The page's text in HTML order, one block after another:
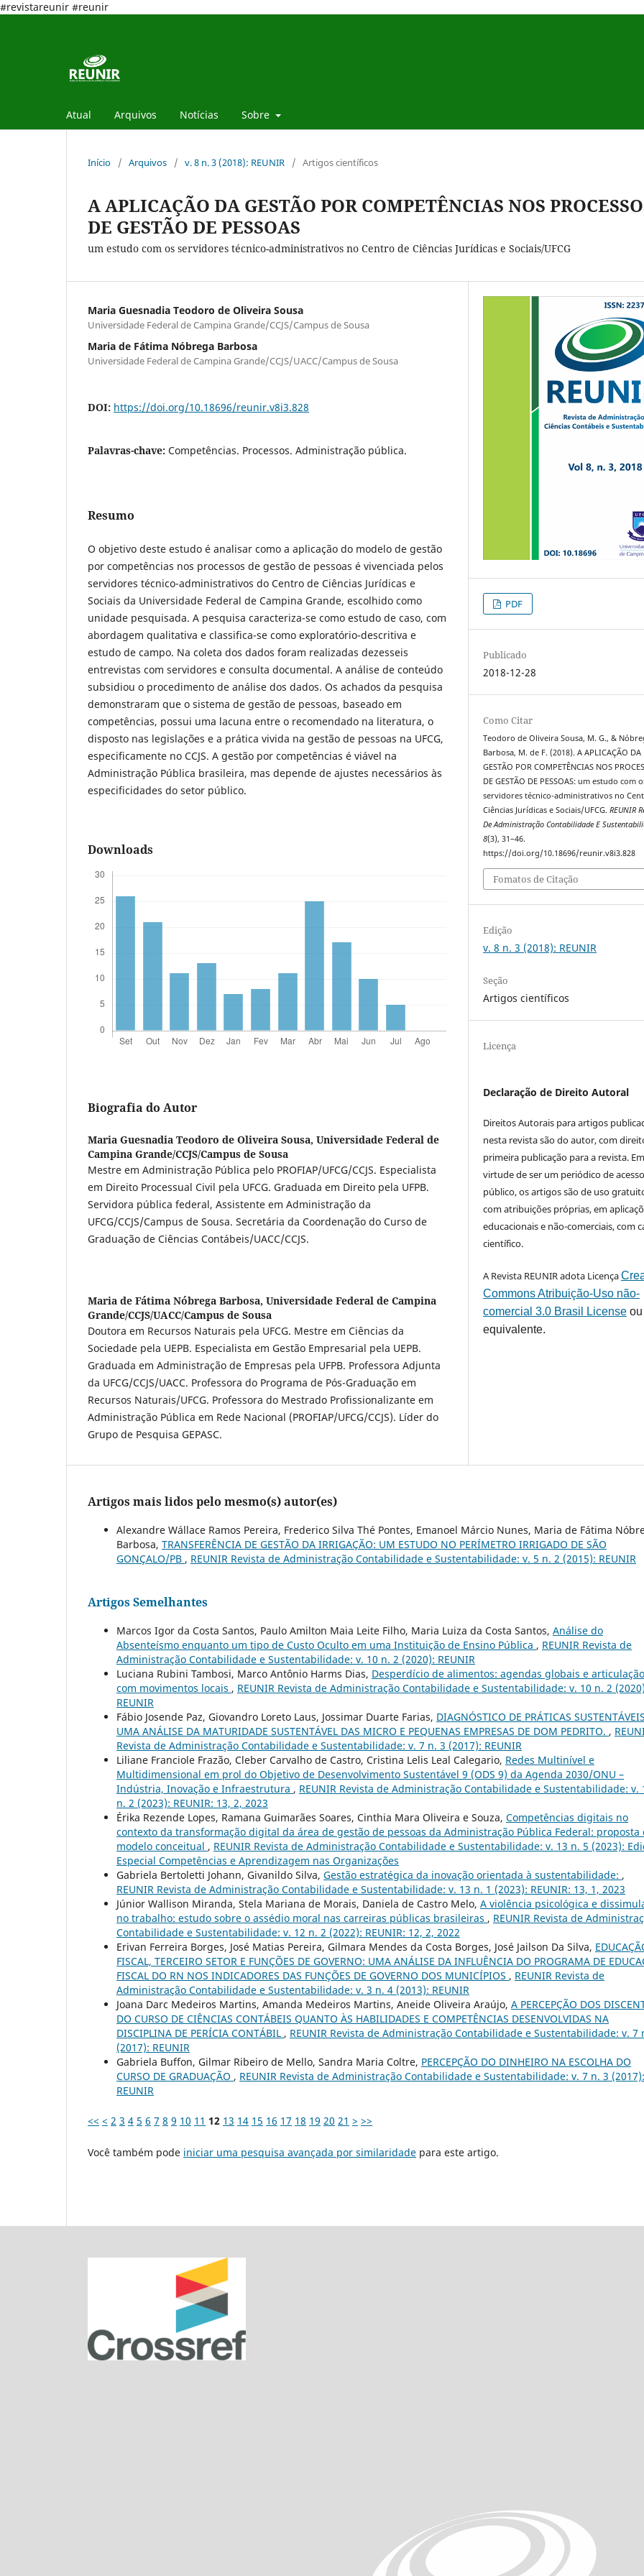
#revistareunir #reunir
Atual Arquivos Notícias Sobre
Início / Arquivos / v. 8 n. 3 (2018): REUNIR / Artigos científicos
A APLICAÇÃO DA GESTÃO POR COMPETÊNCIAS NOS
DE GESTÃO DE PESSOAS
um estudo com os servidores técnico-administrativos no Centro de Ciências Jurídicas e Sociais/UFCG
Maria Guesnadia Teodoro de Oliveira Sousa
Universidade Federal de Campina Grande/CCJS/Campus de Sousa
Maria de Fátima Nóbrega Barbosa
Universidade Federal de Campina Grande/CCJS/UACC/Campus de Sousa
DOI: https://doi.org/10.18696/reunir.v8i3.828
Palavras-chave: Competências. Processos. Administração pública.
Resumo
O objetivo deste estudo é analisar como a aplicação do modelo de gestão
por competências nos processos de gestão de pessoas é vivenciada pelos
servidores técnico-administrativos do Centro de Ciências Jurídicas e
Sociais da Universidade Federal de Campina Grande, escolhido como
unidade pesquisada. A pesquisa caracteriza-se como estudo de caso, com
abordagem qualitativa e classifica-se como exploratório-descritiva e
estudo de campo. Na coleta dos dados foram realizadas dezesseis
entrevistas com servidores e consulta documental. A análise de conteúdo
subsidiou o procedimento de análise dos dados. Os achados da pesquisa
demonstraram que o sistema de gestão de pessoas, baseado em
competências, possui uma lacuna entre o recomendado na literatura, o
disposto nas legislações e a prática vivida na gestão de pessoas na UFCG,
especificamente no CCJS. A gestão por competências é viável na
Administração Pública brasileira, mas depende de ajustes necessários às
especificidades do setor público.
Downloads
Biografia do Autor
Maria Guesnadia Teodoro de Oliveira Sousa, Universidade Federal de
Campina Grande/CCJS/Campus de Sousa
Mestre em Administração Pública pelo PROFIAP/UFCG/CCJS. Especialista
em Direito Processual Civil pela UFCG. Graduada em Direito pela UFPB.
Servidora pública federal, Assistente em Administração da
UFCG/CCJS/Campus de Sousa. Secretária da Coordenação do Curso de
Graduação de Ciências Contábeis/UACC/CCJS.
Maria de Fátima Nóbrega Barbosa, Universidade Federal de Campina
Grande/CCJS/UACC/Campus de Sousa
Doutora em Recursos Naturais pela UFCG. Mestre em Ciências da
Sociedade pela UEPB. Especialista em Gestão Empresarial pela UEPB.
Graduada em Administração de Empresas pela UFPB. Professora Adjunta
da UFCG/CCJS/UACC. Professora do Programa de Pós-Graduação em
Recursos Naturais/UFCG. Professora do Mestrado Profissionalizante em
Administração Pública em Rede Nacional (PROFIAP/UFCG/CCJS). Líder do
Grupo de Pesquisa GEPASC.
PDF
Publicado
2018-12-28
Como Citar
Teodoro de Oliveira Sousa, M. G., &
Barbosa, M. de F. (2018). A APLICAÇÃO DA
GESTÃO POR COMPETÊNCIAS NOS
DE GESTÃO DE PESSOAS: um estudo com
servidores técnico-administrativos no
Ciências Jurídicas e Sociais/UFCG.REUNIR
De Administração Contabilidade E
8(3), 31–46.
https://doi.org/10.18696/reunir.v8i3.828
Fomatos de Citação
Edição
v. 8 n. 3 (2018): REUNIR
Seção
Artigos científicos
Licença
Declaração de Direito Autoral
Direitos Autorais para artigos
nesta revista são do autor, com
primeira publicação para a revista. Em
virtude de ser um periódico de acesso
público, os artigos são de uso
com atribuições próprias, em
educacionais e não-comerciais, com
científico.
A Revista REUNIR adota Licença
Commons Atribuição-Uso não-
comercial 3.0 Brasil License
equivalente.
Artigos mais lidos pelo mesmo(s) autor(es)
Alexandre Wállace Ramos Pereira, Frederico Silva Thé Pontes, Emanoel Márcio Nunes, Maria de Fátima
Barbosa, TRANSFERÊNCIA DE GESTÃO DA IRRIGAÇÃO: UM ESTUDO NO PERÍMETRO IRRIGADO DE SÃO
GONÇALO/PB , REUNIR Revista de Administração Contabilidade e Sustentabilidade: v. 5 n. 2 (2015): REUNIR
Artigos Semelhantes
Marcos Igor da Costa Santos, Paulo Amilton Maia Leite Filho, Maria Luiza da Costa Santos, Análise do
Absenteísmo enquanto um tipo de Custo Oculto em uma Instituição de Ensino Pública , REUNIR Revista de
Administração Contabilidade e Sustentabilidade: v. 10 n. 2 (2020): REUNIR
Luciana Rubini Tambosi, Marco Antônio Harms Dias, Desperdício de alimentos: agendas globais e articulação
com movimentos locais , REUNIR Revista de Administração Contabilidade e Sustentabilidade: v. 10 n. 2
REUNIR
Fábio Josende Paz, Giovandro Loreto Laus, Jossimar Duarte Farias, DIAGNÓSTICO DE PRÁTICAS
UMA ANÁLISE DA MATURIDADE SUSTENTÁVEL DAS MICRO E PEQUENAS EMPRESAS DE DOM PEDRITO. ,
Revista de Administração Contabilidade e Sustentabilidade: v. 7 n. 3 (2017): REUNIR
Liliane Franciole Frazão, Cleber Carvalho de Castro, Cristina Lelis Leal Calegario, Redes Multinível e
Multidimensional em prol do Objetivo de Desenvolvimento Sustentável 9 (ODS 9) da Agenda 2030/ONU –
Indústria, Inovação e Infraestrutura , REUNIR Revista de Administração Contabilidade e Sustentabilidade: v.
n. 2 (2023): REUNIR: 13, 2, 2023
Érika Rezende Lopes, Ramana Guimarães Soares, Cinthia Mara Oliveira e Souza, Competências digitais no
contexto da transformação digital da área de gestão de pessoas da Administração Pública Federal: proposta
modelo conceitual , REUNIR Revista de Administração Contabilidade e Sustentabilidade: v. 13 n. 5 (2023):
Especial Competências e Aprendizagem nas Organizações
Gabriela Bertoletti Johann, Givanildo Silva, Gestão estratégica da inovação orientada à sustentabilidade: ,
REUNIR Revista de Administração Contabilidade e Sustentabilidade: v. 13 n. 1 (2023): REUNIR: 13, 1, 2023
Júnior Wallison Miranda, Stela Mariana de Morais, Daniela de Castro Melo, A violência psicológica e
no trabalho: estudo sobre o assédio moral nas carreiras públicas brasileiras , REUNIR Revista de
Contabilidade e Sustentabilidade: v. 12 n. 2 (2022): REUNIR: 12, 2, 2022
Erivan Ferreira Borges, José Matias Pereira, Gilmara Mendes da Costa Borges, José Jailson Da Silva,
FISCAL, TERCEIRO SETOR E FUNÇÕES DE GOVERNO: UMA ANÁLISE DA INFLUÊNCIA DO PROGRAMA DE
FISCAL DO RN NOS INDICADORES DAS FUNÇÕES DE GOVERNO DOS MUNICÍPIOS , REUNIR Revista de
Administração Contabilidade e Sustentabilidade: v. 3 n. 4 (2013): REUNIR
Joana Darc Medeiros Martins, Amanda Medeiros Martins, Aneide Oliveira Araújo, A PERCEPÇÃO DOS
DO CURSO DE CIÊNCIAS CONTÁBEIS QUANTO ÀS HABILIDADES E COMPETÊNCIAS DESENVOLVIDAS NA
DISCIPLINA DE PERÍCIA CONTÁBIL , REUNIR Revista de Administração Contabilidade e Sustentabilidade: v. 7
(2017): REUNIR
Gabriela Buffon, Gilmar Ribeiro de Mello, Sandra Maria Coltre, PERCEPÇÃO DO DINHEIRO NA ESCOLHA DO
CURSO DE GRADUAÇÃO , REUNIR Revista de Administração Contabilidade e Sustentabilidade: v. 7 n. 3 (2017):
REUNIR
<< < 2 3 4 5 6 7 8 9 10 11 12 13 14 15 16 17 18 19 20 21 > >>
Você também pode iniciar uma pesquisa avançada por similaridade para este artigo.